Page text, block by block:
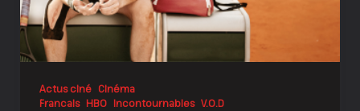
Actus ciné Cinéma
Francais HBO Incontournables V.O.D